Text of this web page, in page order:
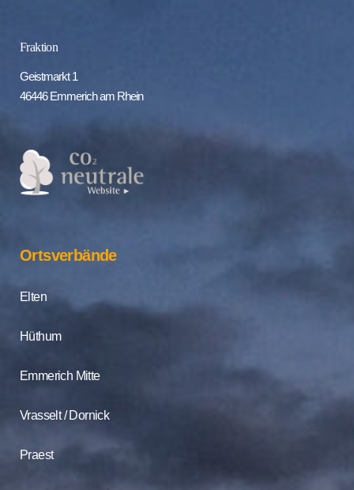
Fraktion
Geistmarkt 1
46446 Emmerich am Rhein
Ortsverbände
Elten
Hüthum
Emmerich Mitte
Vrasselt / Dornick
Praest